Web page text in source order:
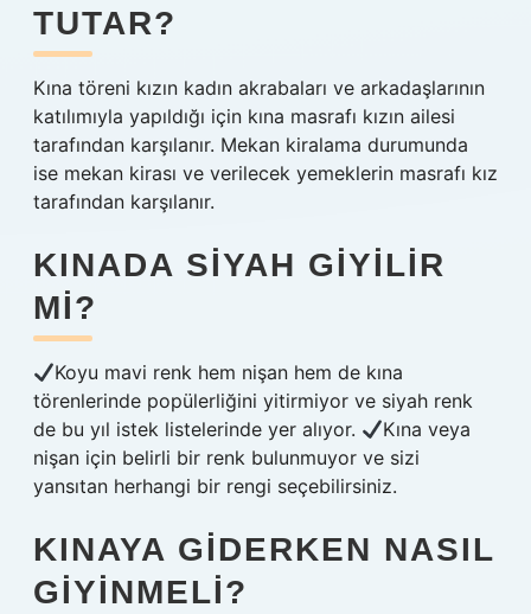
TUTAR?
Kına töreni kızın kadın akrabaları ve arkadaşlarının
katılımıyla yapıldığı için kına masrafı kızın ailesi
tarafından karşılanır. Mekan kiralama durumunda
ise mekan kirası ve verilecek yemeklerin masrafı kız
tarafından karşılanır.
KINADA SIYAH GIYILIR
MI?
Koyu mavi renk hem nişan hem de kına
törenlerinde popülerliğini yitirmiyor ve siyah renk
de bu yıl istek listelerinde yer alıyor.
Kına veya
nişan için belirli bir renk bulunmuyor ve sizi
yansıtan herhangi bir rengi seçebilirsiniz.
KINAYA GIDERKEN NASIL
GIYINMELI?